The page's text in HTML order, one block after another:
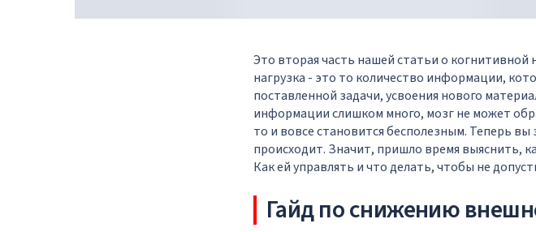
Это вторая часть нашейстатьио когнитивной
нагрузка - это то количество информации,
поставленной задачи, усвоения нового
информации слишком много, мозг не может
то и вовсе становится бесполезным. Теперь
происходит. Значит, пришло время выяснить,
Как ей управлять и что делать, чтобы не
Гайд по снижению